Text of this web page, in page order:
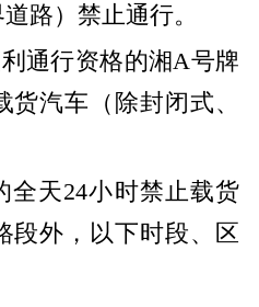
路）禁止通行。
通行资格的湘A号牌
汽车（除封闭式、
全天24小时禁止载货
段外，以下时段、区